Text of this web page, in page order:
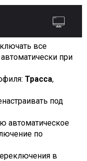
все
при
Трасса,
под
автоматическое
по
в